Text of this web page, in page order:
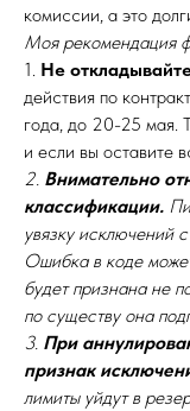
комиссии, а это
Моя рекомендация
1. Не
действия по
года, до 20-25 мая.
и если вы оставите
2. Внимательно
классификации.
увязку исключений
Ошибка в коде
будет признана не
по существу она
3. При
признак
лимиты уйдут в